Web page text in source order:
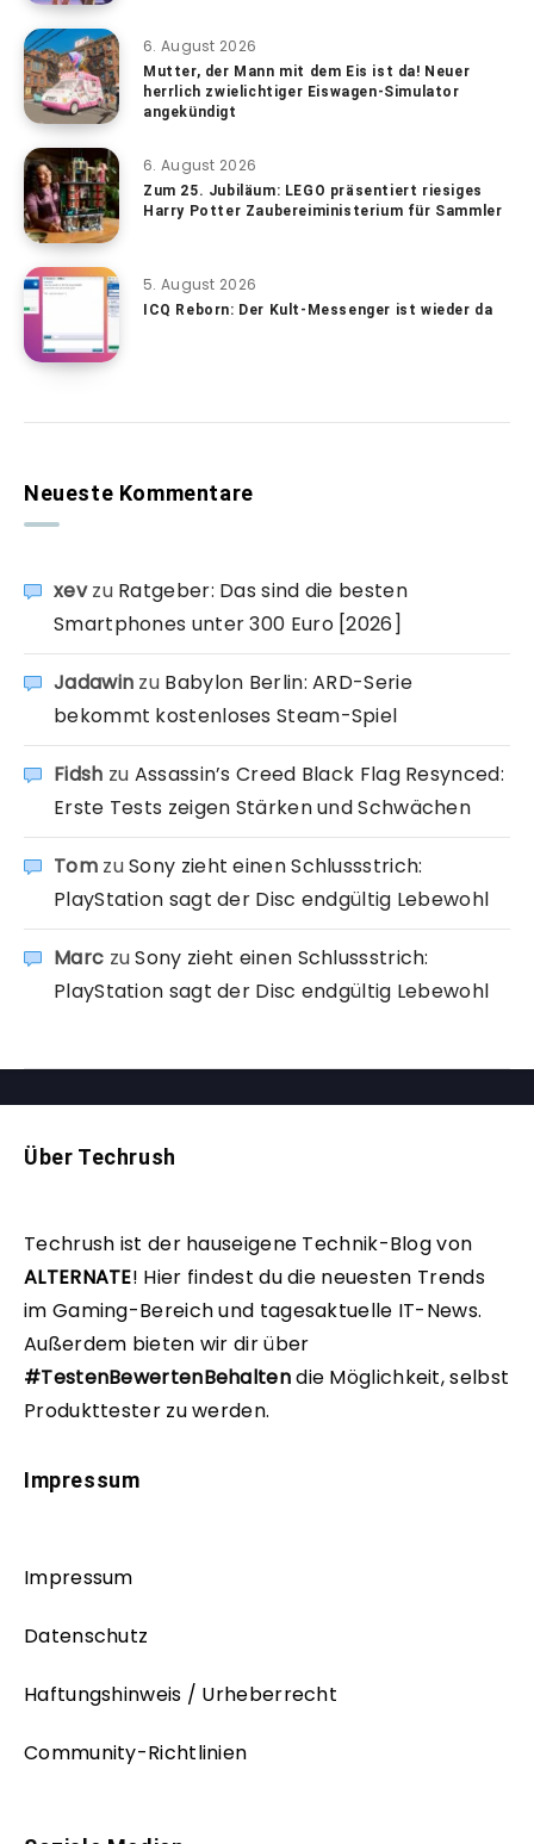
6. August 2026
Mutter, der Mann mit dem Eis ist da! Neuer
herrlich zwielichtiger Eiswagen-Simulator
angekündigt
6. August 2026
Zum 25. Jubiläum: LEGO präsentiert riesiges
Harry Potter Zaubereiministerium für Sammler
5. August 2026
ICQ Reborn: Der Kult-Messenger ist wieder da
Neueste Kommentare
xevzu Ratgeber: Das sind die besten
Smartphones unter 300 Euro [2026]
Jadawin zu Babylon Berlin: ARD-Serie
bekommt kostenloses Steam-Spiel
Fidsh zu Assassin’s Creed Black Flag Resynced:
Erste Tests zeigen Stärken und Schwächen
TomzuSony zieht einen Schlussstrich:
PlayStation sagt der Disc endgültig Lebewohl
Marc zuSony zieht einen Schlussstrich:
PlayStation sagt der Disc endgültig Lebewohl
Über Techrush
Techrush ist der hauseigene Technik-Blog von
ALTERNATE! Hier findest du die neuesten Trends
im Gaming-Bereich und tagesaktuelle IT-News.
Außerdem bieten wir dir über
#TestenBewertenBehaltendie Möglichkeit, selbst
Produkttester zu werden.
Impressum
Impressum
Datenschutz
Haftungshinweis / Urheberrecht
Community-Richtlinien